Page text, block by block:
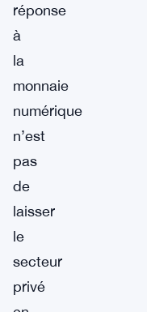
réponse
à
la
monnaie
numérique
n’est
pas
de
laisser
le
secteur
privé